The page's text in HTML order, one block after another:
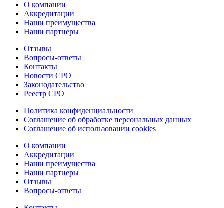
О компании
Аккредитации
Наши преимущества
Наши партнеры
Отзывы
Вопросы-ответы
Контакты
Новости СРО
Законодательство
Реестр СРО
Политика конфиденциальности
Соглашение об обработке персональных данных
Соглашение об использовании cookies
О компании
Аккредитации
Наши преимущества
Наши партнеры
Отзывы
Вопросы-ответы